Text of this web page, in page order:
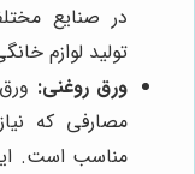
در صنایع
تولید لوازم
ورق روغنی:
مصارفی که
مناسب است.